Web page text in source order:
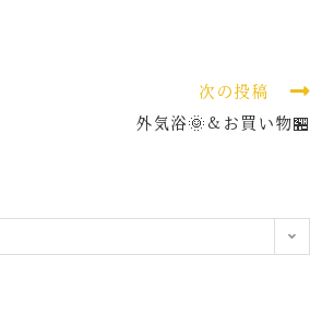
次の投稿
外気浴🌞＆お買い物🏪